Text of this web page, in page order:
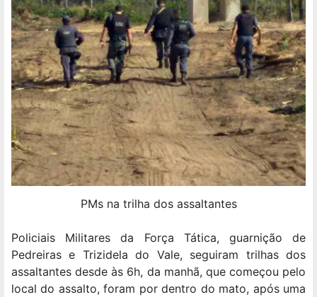
PMs na trilha dos assaltantes
Policiais Militares da Força Tática, guarnição de
Pedreiras e Trizidela do Vale, seguiram trilhas dos
assaltantes desde às 6h, da manhã, que começou pelo
local do assalto, foram por dentro do mato, após uma